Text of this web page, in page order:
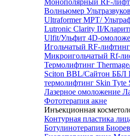
Монополярный RF-
Волньюмер
Ultraformer MPT/
Lutronic Clarity II/
Ulfit/Ульфит 4D-
Игольчатый RF-
Микроигольчатый Rf-
Термолифтинг
Sciton BBL/Сайтон ББЛ
термолифтинг Skin Tyte
Лазерное омоложение
Фототерапия акне
Инъекционная
Контурная пластика
Ботулинотерапия